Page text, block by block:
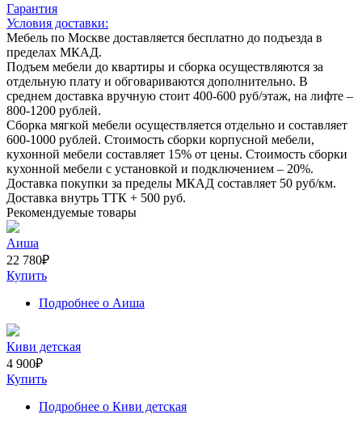
Гарантия
Условия доставки:
Мебель по Москве доставляется бесплатно до подъезда в
пределах МКАД.
Подъем мебели до квартиры и сборка осуществляются за
отдельную плату и обговариваются дополнительно. В
среднем доставка вручную стоит 400-600 руб/этаж, на лифте –
800-1200 рублей.
Сборка мягкой мебели осуществляется отдельно и составляет
600-1000 рублей. Стоимость сборки корпусной мебели,
кухонной мебели составляет 15% от цены. Стоимость сборки
кухонной мебели с установкой и подключением – 20%.
Доставка покупки за пределы МКАД составляет 50 руб/км.
Доставка внутрь ТТК + 500 руб.
Рекомендуемые товары
Аиша
22 780₽
Купить
Подробнее о Аиша
Киви детская
4 900₽
Купить
Подробнее о Киви детская